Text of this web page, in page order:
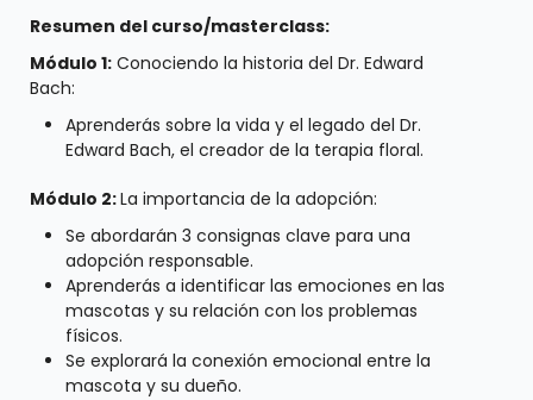
Resumen del curso/masterclass:
Módulo 1: Conociendo la historia del Dr. Edward
Bach:
Aprenderás sobre la vida y el legado del Dr.
Edward Bach, el creador de la terapia floral.
Módulo 2:La importancia de la adopción:
Se abordarán 3 consignas clave para una
adopción responsable.
Aprenderás a identificar las emociones en las
mascotas y su relación con los problemas
físicos.
Se explorará la conexión emocional entre la
mascota y su dueño.